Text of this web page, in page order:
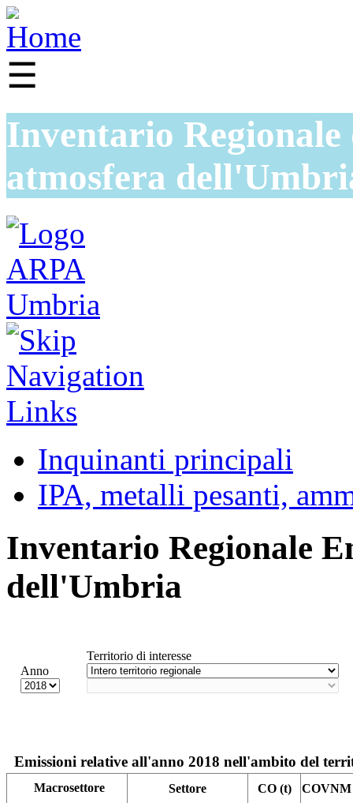
☰
Inventario
atmosfera
Inquinanti principali
IPA, metalli pesanti,
Inventario Regionale
dell'Umbria
Anno
Territorio di interesse
Emissioni relative all'anno 2018 nell'ambito del
Macrosettore Settore CO (t)
COVNM